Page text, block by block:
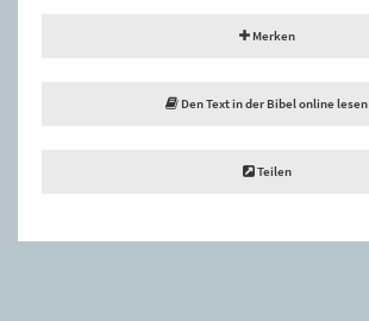
Merken
Den Text in der Bibel online lesen
Teilen